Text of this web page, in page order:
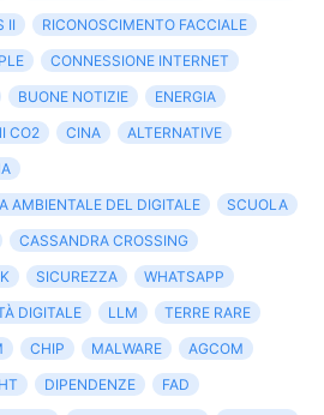
II
RICONOSCIMENTO FACCIALE
CONNESSIONE INTERNET
BUONE NOTIZIE
ENERGIA
CO2
CINA
ALTERNATIVE
AMBIENTALE DEL DIGITALE
SCUOLA
CASSANDRA CROSSING
SICUREZZA
WHATSAPP
DIGITALE
LLM
TERRE RARE
CHIP MALWARE
AGCOM
DIPENDENZE
FAD